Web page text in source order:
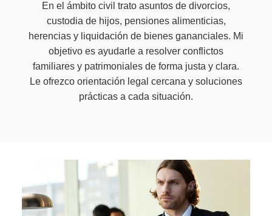
En el ámbito civil trato asuntos de divorcios,
custodia de hijos, pensiones alimenticias,
herencias y liquidación de bienes gananciales. Mi
objetivo es ayudarle a resolver conflictos
familiares y patrimoniales de forma justa y clara.
Le ofrezco orientación legal cercana y soluciones
prácticas a cada situación.